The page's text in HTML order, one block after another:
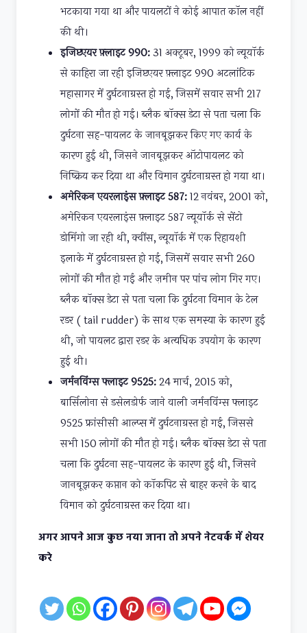
भटकाया गया था और पायलटों ने कोई आपात कॉल नहीं
की थी।
इजिप्टएयर फ़्लाइट 990:31 अक्टूबर, 1999 को न्यूयॉर्क
से काहिरा जा रही इजिप्टएयर फ़्लाइट 990 अटलांटिक
महासागर में दुर्घटनाग्रस्त हो गई, जिसमें सवार सभी 217
लोगों की मौत हो गई। ब्लैक बॉक्स डेटा से पता चला कि
दुर्घटना सह-पायलट के जानबूझकर किए गए कार्य के
कारण हुई थी, जिसने जानबूझकर ऑटोपायलट को
निष्क्रिय कर दिया था और विमान दुर्घटनाग्रस्त हो गया था।
अमेरिकन एयरलाइंस फ़्लाइट 587:12 नवंबर, 2001 को,
अमेरिकन एयरलाइंस फ़्लाइट 587 न्यूयॉर्क से सेंटो
डोमिंगो जा रही थी, क्वींस, न्यूयॉर्क में एक रिहायशी
इलाके में दुर्घटनाग्रस्त हो गई, जिसमें सवार सभी 260
लोगों की मौत हो गई और ज़मीन पर पांच लोग गिर गए।
ब्लैक बॉक्स डेटा से पता चला कि दुर्घटना विमान के टेल
रडर ( tail rudder) के साथ एक समस्या के कारण हुई
थी, जो पायलट द्वारा रडर के अत्यधिक उपयोग के कारण
हुई थी।
जर्मनविंग्स फ्लाइट 9525:24 मार्च, 2015 को,
बार्सिलोना से डसेलडोर्फ जाने वाली जर्मनविंग्स फ्लाइट
9525 फ्रांसीसी आल्प्स में दुर्घटनाग्रस्त हो गई, जिससे
सभी 150 लोगों की मौत हो गई। ब्लैक बॉक्स डेटा से पता
चला कि दुर्घटना सह-पायलट के कारण हुई थी, जिसने
जानबूझकर कप्तान को कॉकपिट से बाहर करने के बाद
विमान को दुर्घटनाग्रस्त कर दिया था।
अगर आपने आज कुछ नया जाना तो अपने नेटवर्क में शेयर
करे